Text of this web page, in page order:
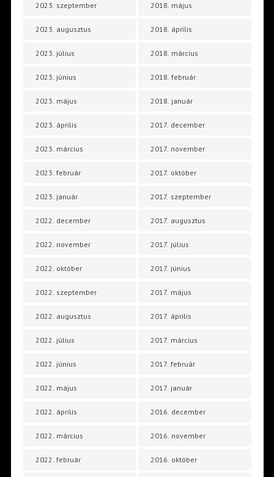
2023. szeptember
2023. augusztus
2023. július
2023. június
2023. május
2023. április
2023. március
2023. február
2023. január
2022. december
2022. november
2022. október
2022. szeptember
2022. augusztus
2022. július
2022. június
2022. május
2022. április
2022. március
2022. február
2018. május
2018. április
2018. március
2018. február
2018. január
2017. december
2017. november
2017. október
2017. szeptember
2017. augusztus
2017. július
2017. június
2017. május
2017. április
2017. március
2017. február
2017. január
2016. december
2016. november
2016. október